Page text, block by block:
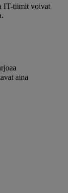
IT-tiimit voivat
aina